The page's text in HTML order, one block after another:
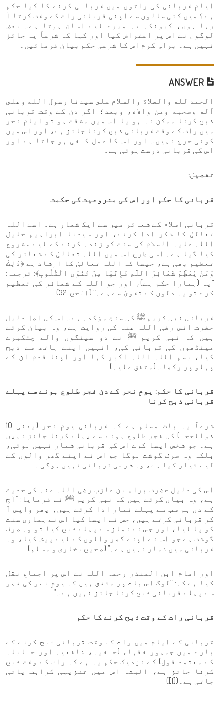
ایامِ قربانی کی راتوں میں قربانی کرنے کا کیا حکم
ہے؟ میں کئی سالوں سے اپنی قربانی رات کے وقت کرتا آ
رہا ہوں، کیونکہ یہ میرے لیے آسان ہوتا ہے۔ بعض
لوگوں نے اس پر اعتراض کیا اور کہا کہ شرعاً یہ جائز
نہیں ہے۔ براہِ کرم اس کا شرعی حکم بیان فرمائیں۔
الحمد لله والصلاة والسلام على سيدنا رسول الله وعلى
آله وصحبه ومن والاه، وبعد؛ اگر دن کے وقت قربانی
ذبح کرنا ممکن نہ ہو یا اس میں مشقت ہو تو ایامِ نحر
میں رات کے وقت قربانی ذبح کرنا جائز ہے، اور اس میں
کوئی حرج نہیں۔ اور اس کا عمل کافی ہو جاتا ہے اور
اس کی قربانی درست ہوتی ہے۔
تفصیل:
قربانی کا حکم اور اس کی مشروعیت کی حکمت
قربانی اسلام کے شعائر میں سے ایک شعار ہے۔ اسے اللہ
تعالیٰ کا شکر ادا کرنے، اور سیدنا ابراہیم خلیل
اللہ علیہ السلام کی سنت کو زندہ کرنے کے لیے مشروع
کیا گیا ہے۔ اسی طرح اس میں اللہ تعالیٰ کے شعائر کی
تعظیم بھی ہے، جیسا کہ اللہ تعالیٰ کا ارشاد ہے ﴿ذَلِكَ
وَمَنْ يُعَظِّمْ شَعَائِرَ اللَّهِ فَإِنَّهَا مِنْ تَقْوَى الْقُلُوبِ﴾: ترجمہ:
“یہ (ہمارا حکم ہے)، اور جو اللہ کے شعائر کی تعظیم
کرے تو یہ دلوں کے تقویٰ سے ہے۔” (الحج: 32)
قربانی نبی کریم ﷺ کی سنتِ مؤکدہ ہے۔ اس کی اصل دلیل
حضرت انس رضی اللہ عنہ کی روایت ہے، وہ بیان کرتے
ہیں کہ نبی کریم ﷺ نے دو سینگوں والے چتکبرے
مینڈھوں کی قربانی کی، انہیں اپنے ہاتھ سے ذبح
کیا، بسم اللہ اللہ اکبر کہا اور اپنا قدم ان کے
پہلو پر رکھا۔ (متفق علیہ)
قربانی کا حکم: یومِ نحر کے دن فجر طلوع ہونے سے پہلے
قربانی ذبح کرنا
شرعاً یہ بات مسلم ہے کہ قربانی یومِ نحر (یعنی 10
ذوالحجہ) کی فجر طلوع ہونے سے پہلے کرنا جائز نہیں
ہے۔ جو شخص ایسا کرے اس کی قربانی شمار نہیں ہوتی،
بلکہ وہ صرف گوشت ہوگا جو اس نے اپنے گھر والوں کے
لیے تیار کیا ہے، وہ شرعی قربانی نہیں ہوگی۔
اس کی دلیل حضرت براء بن عازب رضی اللہ عنہ کی حدیث
ہے، وہ بیان کرتے ہیں کہ نبی کریم ﷺ نے فرمایا: “آج
کے دن ہم سب سے پہلے نماز ادا کرتے ہیں، پھر واپس آ
کر قربانی کرتے ہیں، جس نے ایسا کیا اس نے ہماری سنت
کو پا لیا، اور جس نے نماز سے پہلے ذبح کیا تو وہ صرف
گوشت ہے جو اس نے اپنے گھر والوں کے لیے پیش کیا، وہ
قربانی میں شمار نہیں ہے۔” (صحیح بخاری و مسلم)
اور امام ابن المنذر رحمہ اللہ نے اس پر اجماع نقل
کیا ہے کہ: “لوگ اس بات پر متفق ہیں کہ یومِ نحر کی فجر
سے پہلے قربانی ذبح کرنا جائز نہیں ہے۔”
قربانی رات کے وقت ذبح کرنے کا حکم
قربانی کے ایام میں رات کے وقت قربانی ذبح کرنے کے
بارے میں جمہور فقہاء (حنفیہ، شافعیہ اور حنابلہ
کے معتمد قول) کے نزدیک حکم یہ ہے کہ رات کے وقت ذبح
کرنا جائز ہے، البتہ اس میں تنزیہی کراہت پائی
جاتی ہے۔([1])